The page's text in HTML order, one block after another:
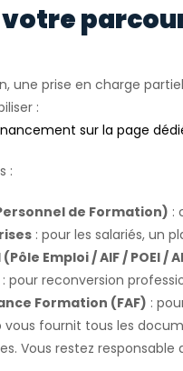
une prise en charge
:
sur la page
:
de Formation) :
: pour les salariés, un
Emploi / AIF / POEI /
: pour reconversion
Formation (FAF) :
vous fournit tous les
Vous restez